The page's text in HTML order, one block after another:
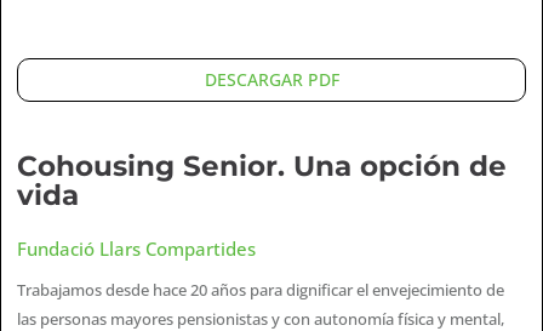
DESCARGAR PDF
Cohousing Senior. Una opción de
vida
Fundació Llars Compartides
Trabajamos desde hace 20 años para dignificar el envejecimiento de
las personas mayores pensionistas y con autonomía física y mental,